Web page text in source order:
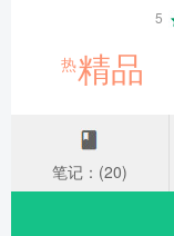
5
热精品
笔记：(20)